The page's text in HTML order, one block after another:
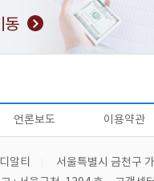
언론보도 이용약관
알티 서울특별시 금천구